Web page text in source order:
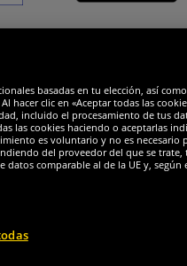
basadas en tu elección, así
clic en «Aceptar todas las
incluido el procesamiento de tus
las cookies haciendo o aceptarlas
es voluntario y no es necesario
del proveedor del que se trate,
comparable al de la UE y, según